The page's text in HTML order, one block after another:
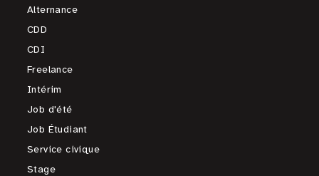
Alternance
CDD
CDI
Freelance
Intérim
Job d'été
Job Étudiant
Service civique
Stage